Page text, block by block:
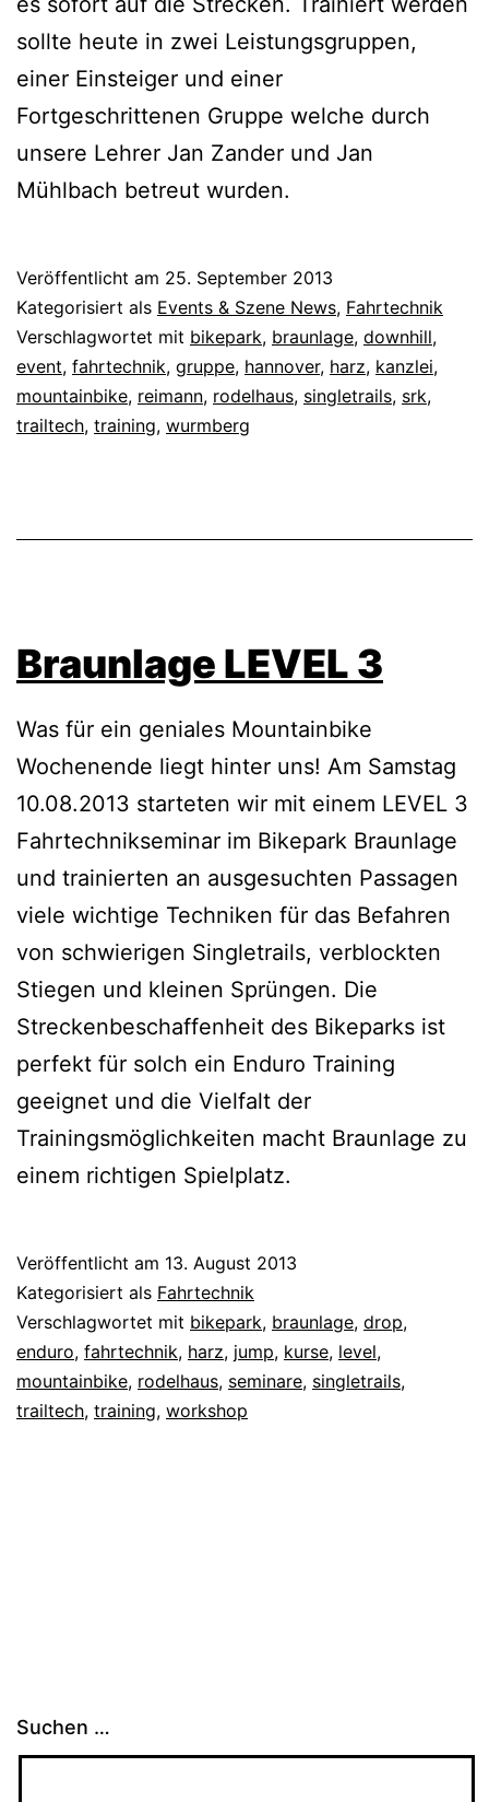
sollte heute in zwei Leistungsgruppen,
einer Einsteiger und einer
Fortgeschrittenen Gruppe welche durch
unsere Lehrer Jan Zander und Jan
Mühlbach betreut wurden.
Veröffentlicht am 25. September 2013
Kategorisiert als Events & Szene News, Fahrtechnik
Verschlagwortet mit bikepark, braunlage, downhill,
event, fahrtechnik, gruppe, hannover, harz, kanzlei,
mountainbike, reimann, rodelhaus, singletrails, srk,
trailtech, training, wurmberg
Braunlage LEVEL 3
Was für ein geniales Mountainbike
Wochenende liegt hinter uns! Am Samstag
10.08.2013 starteten wir mit einem LEVEL 3
Fahrtechnikseminar im Bikepark Braunlage
und trainierten an ausgesuchten Passagen
viele wichtige Techniken für das Befahren
von schwierigen Singletrails, verblockten
Stiegen und kleinen Sprüngen. Die
Streckenbeschaffenheit des Bikeparks ist
perfekt für solch ein Enduro Training
geeignet und die Vielfalt der
Trainingsmöglichkeiten macht Braunlage zu
einem richtigen Spielplatz.
Veröffentlicht am 13. August 2013
Kategorisiert als Fahrtechnik
Verschlagwortet mit bikepark, braunlage, drop,
enduro, fahrtechnik, harz, jump, kurse, level,
mountainbike, rodelhaus, seminare, singletrails,
trailtech, training, workshop
Suchen …